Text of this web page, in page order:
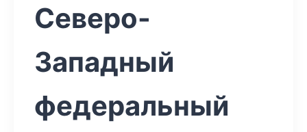
Северо-
Западный
федеральный